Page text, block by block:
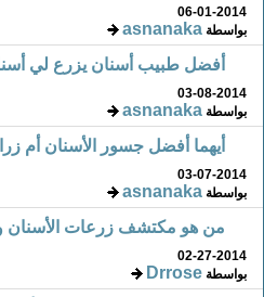
06-01-2014
بواسطةasnanaka
أفضل طبيب أسنان يزرع لي
03-08-2014
بواسطةasnanaka
أيهما أفضل جسور الأسنان أم
03-07-2014
بواسطةasnanaka
من هو مكتشف زرعات الأسنان
02-27-2014
بواسطةDrrose